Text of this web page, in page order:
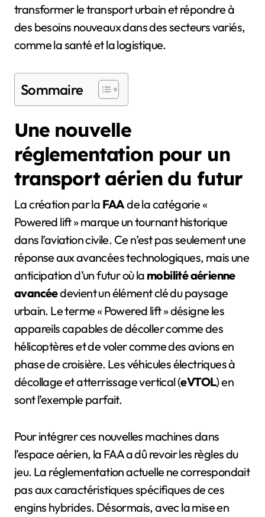
transformer le transport urbain et répondre à
des besoins nouveaux dans des secteurs variés,
comme la santé et la logistique.
Sommaire
Une nouvelle
réglementation pour un
transport aérien du futur
La création par la FAAde la catégorie «
Powered lift » marque un tournant historique
dans l’aviation civile. Ce n’est pas seulement une
réponse aux avancées technologiques, mais une
anticipation d’un futur où la mobilité aérienne
avancéedevient un élément clé du paysage
urbain. Le terme « Powered lift » désigne les
appareils capables de décoller comme des
hélicoptères et de voler comme des avions en
phase de croisière. Les véhicules électriques à
décollage et atterrissage vertical (eVTOL) en
sont l’exemple parfait.
Pour intégrer ces nouvelles machines dans
l’espace aérien, la FAA a dû revoir les règles du
jeu. La réglementation actuelle ne correspondait
pas aux caractéristiques spécifiques de ces
engins hybrides. Désormais, avec la mise en